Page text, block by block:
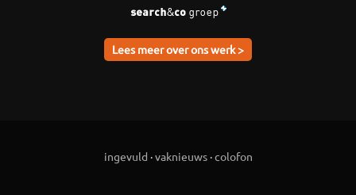
Lees meer over ons werk >
ingevuld ·vaknieuws·colofon